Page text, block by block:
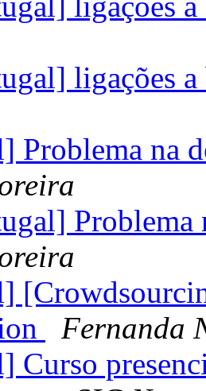
ligações
Problema na
Fernanda
Curso